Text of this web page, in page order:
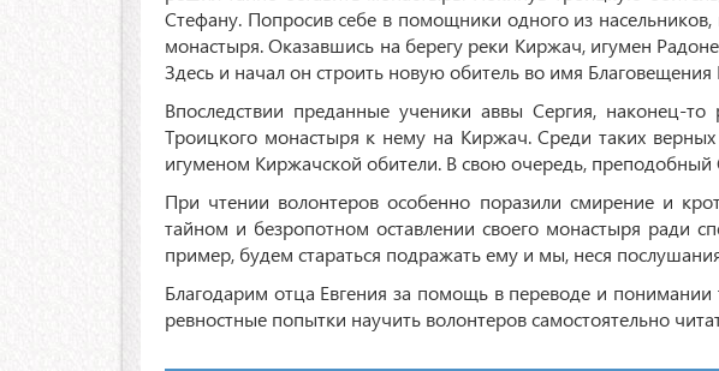
Стефану. Попросив себе в помощники одного из
монастыря. Оказавшись на берегу реки Киржач, игумен
Здесь и начал он строить новую обитель во имя
Впоследствии преданные ученики аввы Сергия, наконец-то
Троицкого монастыря к нему на Киржач. Среди таких
игуменом Киржачской обители. В свою очередь,
При чтении волонтеров особенно поразили смирение и
тайном и безропотном оставлении своего монастыря ради
пример, будем стараться подражать ему и мы, неся
Благодарим отца Евгения за помощь в переводе и понимании
ревностные попытки научить волонтеров самостоятельно